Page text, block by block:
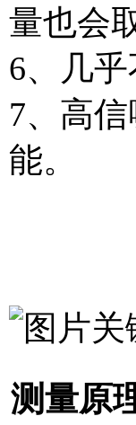
量也会
6、几
7、高
能。
测量原